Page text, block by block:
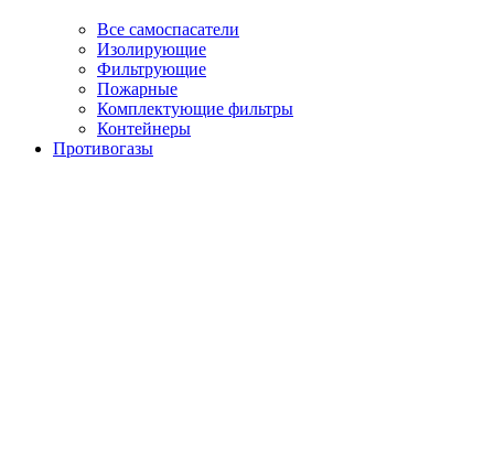
Все самоспасатели
Изолирующие
Фильтрующие
Пожарные
Комплектующие фильтры
Контейнеры
Противогазы